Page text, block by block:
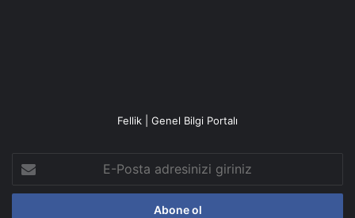
Fellik | Genel Bilgi Portalı
Posta
adresinizi